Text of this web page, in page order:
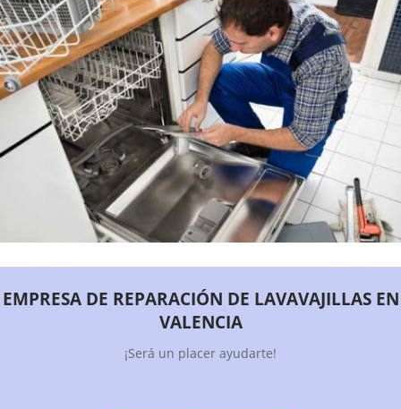
EMPRESA DE REPARACIÓN DE LAVAVAJILLAS EN
VALENCIA
¡Será un placer ayudarte!